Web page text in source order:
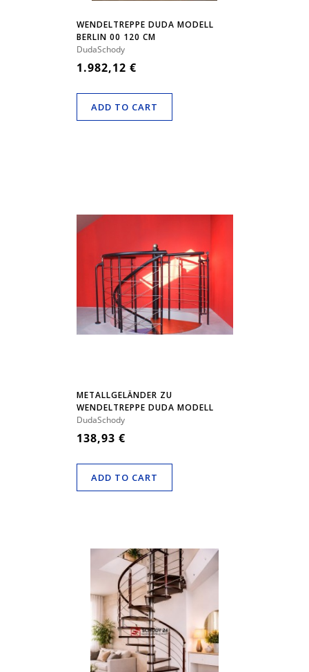
WENDELTREPPE DUDA MODELL
BERLIN 00 120 CM
DudaSchody
1.982,12 €
ADD TO CART
METALLGELÄNDER ZU
WENDELTREPPE DUDA MODELL
VENECJA 00
DudaSchody
138,93 €
ADD TO CART